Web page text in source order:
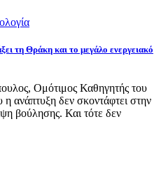
τη Θράκη και το μεγάλο ενεργειακό
Ομότιμος Καθηγητής του
δεν σκοντάφτει στην
βούλησης. Και τότε δεν